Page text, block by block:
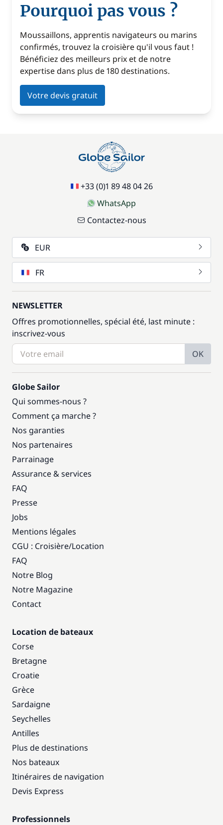
Pourquoi pas vous ?
Moussaillons, apprentis navigateurs ou marins
confirmés, trouvez la croisière qu'il vous faut !
Bénéficiez des meilleurs prix et de notre
expertise dans plus de 180 destinations.
Votre devis gratuit
+33 (0)1 89 48 04 26
WhatsApp
Contactez-nous
EUR
FR
NEWSLETTER
Offres promotionnelles, spécial été, last minute :
inscrivez-vous
OK
Globe Sailor
Qui sommes-nous ?
Comment ça marche ?
Nos garanties
Nos partenaires
Parrainage
Assurance & services
FAQ
Presse
Jobs
Mentions légales
CGU : Croisière/Location
FAQ
Notre Blog
Notre Magazine
Contact
Location de bateaux
Corse
Bretagne
Croatie
Grèce
Sardaigne
Seychelles
Antilles
Plus de destinations
Nos bateaux
Itinéraires de navigation
Devis Express
Professionnels